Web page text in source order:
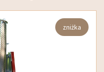
zniżka